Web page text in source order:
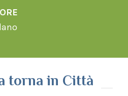
torna in Città